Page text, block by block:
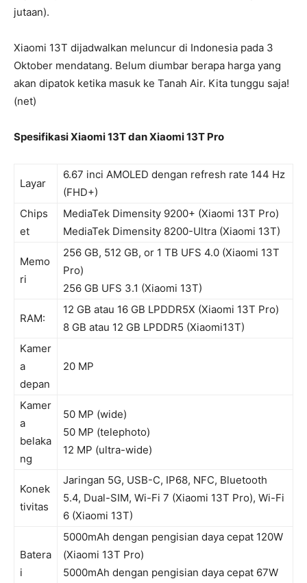
jutaan).
Xiaomi 13T dijadwalkan meluncur di Indonesia pada 3
Oktober mendatang. Belum diumbar berapa harga yang
akan dipatok ketika masuk ke Tanah Air. Kita tunggu saja!
(net)
Spesifikasi Xiaomi 13T dan Xiaomi 13T Pro
Layar
6.67 inci AMOLED dengan refresh rate 144 Hz
(FHD+)
Chips
et
MediaTek Dimensity 9200+ (Xiaomi 13T Pro)
MediaTek Dimensity 8200-Ultra (Xiaomi 13T)
Memo
ri
256 GB, 512 GB, or 1 TB UFS 4.0 (Xiaomi 13T
Pro)
256 GB UFS 3.1 (Xiaomi 13T)
RAM:
12 GB atau 16 GB LPDDR5X (Xiaomi 13T Pro)
8 GB atau 12 GB LPDDR5 (Xiaomi13T)
Kamer
a
depan
20 MP
Kamer
a
belaka
ng
50 MP (wide)
50 MP (telephoto)
12 MP (ultra-wide)
Konek
tivitas
Jaringan 5G, USB-C, IP68, NFC, Bluetooth
5.4, Dual-SIM, Wi-Fi 7 (Xiaomi 13T Pro), Wi-Fi
6 (Xiaomi 13T)
Batera
i
5000mAh dengan pengisian daya cepat 120W
(Xiaomi 13T Pro)
5000mAh dengan pengisian daya cepat 67W